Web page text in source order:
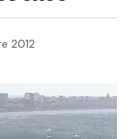
2012